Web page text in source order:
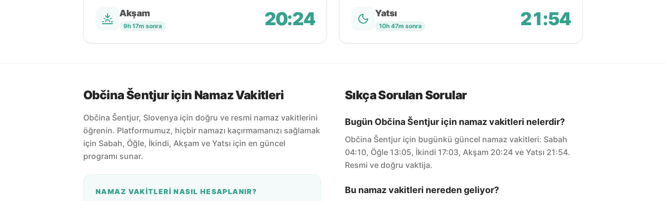
Akşam
9h 17m sonra 20:24 Yatsı
10h 47m sonra 21:54
Občina Šentjur için Namaz Vakitleri
Občina Šentjur, Slovenya için doğru ve resmi namaz vakitlerini
öğrenin. Platformumuz, hiçbir namazı kaçırmamanızı sağlamak
için Sabah, Öğle, İkindi, Akşam ve Yatsı için en güncel
programı sunar.
NAMAZ VAKITLERI NASIL HESAPLANIR?
Sıkça Sorulan Sorular
Bugün Občina Šentjur için namaz vakitleri nelerdir?
Občina Šentjur için bugünkü güncel namaz vakitleri: Sabah
04:10, Öğle 13:05, İkindi 17:03, Akşam 20:24 ve Yatsı 21:54.
Resmi ve doğru vaktija.
Bu namaz vakitleri nereden geliyor?